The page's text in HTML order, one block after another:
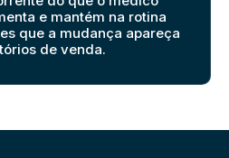
e mantém na rotina
que a mudança apareça
de venda.